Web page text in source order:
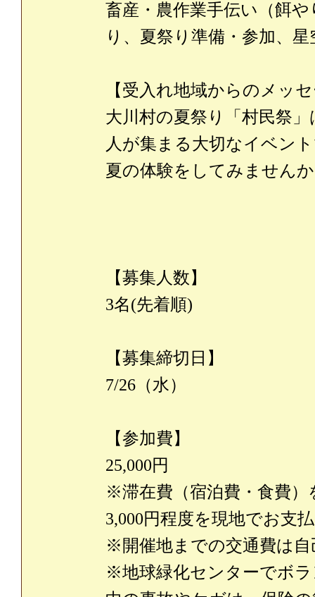
畜産・農作業手伝い（餌
り、夏祭り準備・参加、
【受入れ地域からのメッ
大川村の夏祭り「村民祭
人が集まる大切なイベン
夏の体験をしてみません
【募集人数】
3名(先着順)
【募集締切日】
7/26（水）
【参加費】
25,000円
※滞在費（宿泊費・食費）
3,000円程度を現地でお支
※開催地までの交通費は自
※地球緑化センターでボ